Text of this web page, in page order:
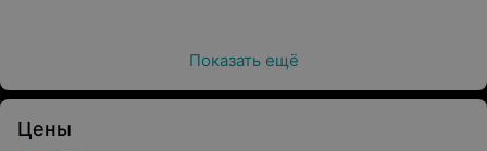
а при необходимости процедуру можно повторять
сколько угодно раз, поскольку она не оказывает
Показать ещё
Цены